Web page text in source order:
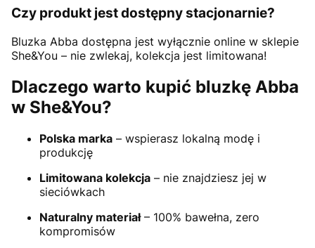
Czy produkt jest dostępny stacjonarnie?
Bluzka Abba dostępna jest wyłącznie online w sklepie
She&You – nie zwlekaj, kolekcja jest limitowana!
Dlaczego warto kupić bluzkę Abba
w She&You?
Polska marka – wspierasz lokalną modę i
produkcję
Limitowana kolekcja – nie znajdziesz jej w
sieciówkach
Naturalny materiał– 100% bawełna, zero
kompromisów